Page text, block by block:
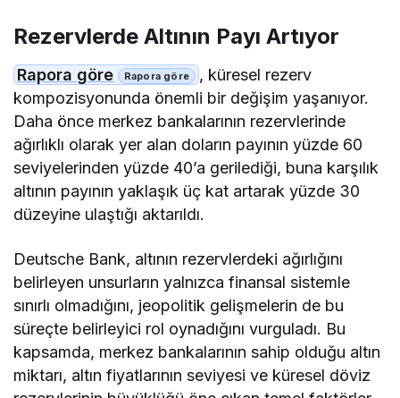
Rezervlerde Altının Payı Artıyor
Rapora göre
, küresel rezerv
kompozisyonunda önemli bir değişim yaşanıyor.
Daha önce merkez bankalarının rezervlerinde
ağırlıklı olarak yer alan doların payının yüzde 60
seviyelerinden yüzde 40’a gerilediği, buna karşılık
altının payının yaklaşık üç kat artarak yüzde 30
düzeyine ulaştığı aktarıldı.
Deutsche Bank, altının rezervlerdeki ağırlığını
belirleyen unsurların yalnızca finansal sistemle
sınırlı olmadığını, jeopolitik gelişmelerin de bu
süreçte belirleyici rol oynadığını vurguladı. Bu
kapsamda, merkez bankalarının sahip olduğu altın
miktarı, altın fiyatlarının seviyesi ve küresel döviz